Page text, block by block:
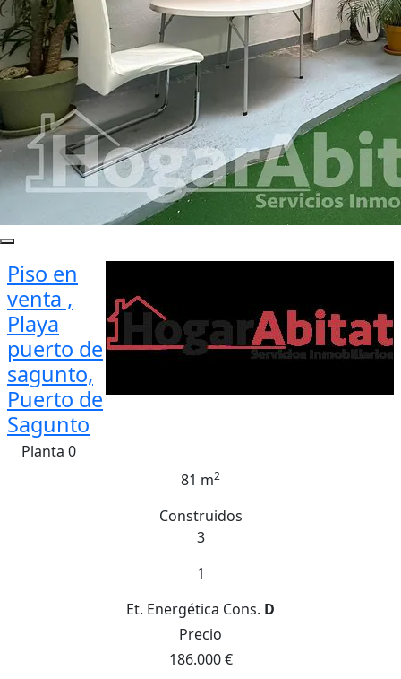
Piso en
venta ,
Playa
puerto de
sagunto,
Puerto de
Sagunto
Planta 0
81 m2
Construidos
3
1
Et. Energética Cons. D
Precio
186.000 €